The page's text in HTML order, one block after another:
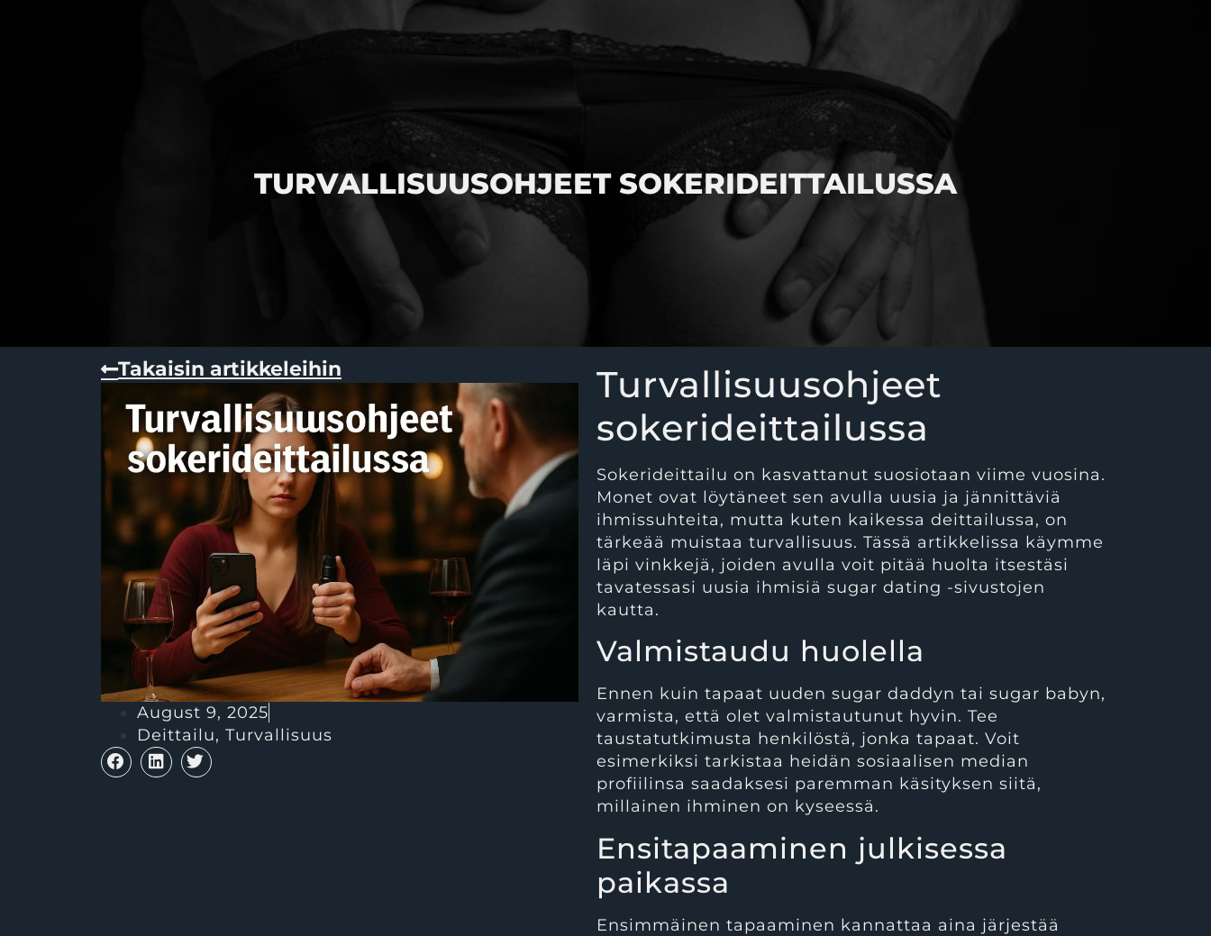
TURVALLISUUSOHJEET SOKERIDEITTAILUSSA
Takaisin artikkeleihin
August 9, 2025
Deittailu, Turvallisuus
Turvallisuusohjeet
sokerideittailussa
Sokerideittailu on kasvattanut suosiotaan viime vuosina.
Monet ovat löytäneet sen avulla uusia ja jännittäviä
ihmissuhteita, mutta kuten kaikessa deittailussa, on
tärkeää muistaa turvallisuus. Tässä artikkelissa käymme
läpi vinkkejä, joiden avulla voit pitää huolta itsestäsi
tavatessasi uusia ihmisiä sugar dating -sivustojen
kautta.
Valmistaudu huolella
Ennen kuin tapaat uuden sugar daddyn tai sugar babyn,
varmista, että olet valmistautunut hyvin. Tee
taustatutkimusta henkilöstä, jonka tapaat. Voit
esimerkiksi tarkistaa heidän sosiaalisen median
profiilinsa saadaksesi paremman käsityksen siitä,
millainen ihminen on kyseessä.
Ensitapaaminen julkisessa
paikassa
Ensimmäinen tapaaminen kannattaa aina järjestää